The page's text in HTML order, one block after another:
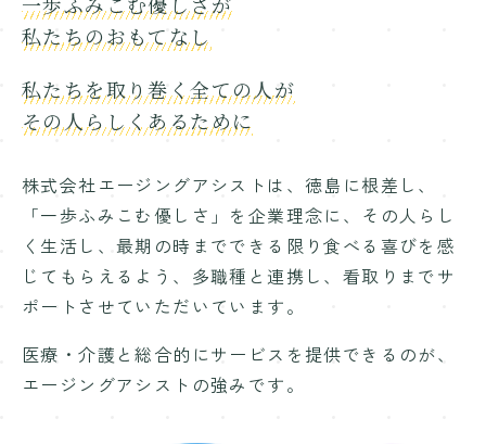
私たちのおもてなし
私たちを取り巻く全ての人が
その人らしくあるために
株式会社エージングアシストは、徳島に根差し、
「一歩ふみこむ優しさ」を企業理念に、その人らし
く生活し、最期の時までできる限り食べる喜びを感
じてもらえるよう、多職種と連携し、看取りまでサ
ポートさせていただいています。
医療・介護と総合的にサービスを提供できるのが、
エージングアシストの強みです。